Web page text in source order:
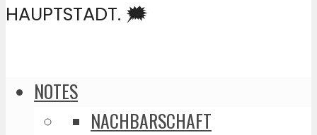
HAUPTSTADT. 🗯️
NOTES
NACHBARSCHAFT